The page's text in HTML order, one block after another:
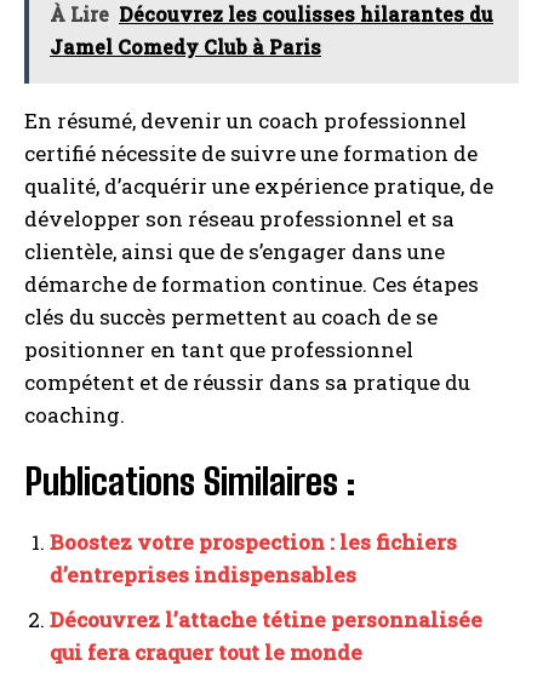
À Lire Découvrez les coulisses hilarantes du
Jamel Comedy Club à Paris
En résumé, devenir un coach professionnel
certifié nécessite de suivre une formation de
qualité, d’acquérir une expérience pratique, de
développer son réseau professionnel et sa
clientèle, ainsi que de s’engager dans une
démarche de formation continue. Ces étapes
clés du succès permettent au coach de se
positionner en tant que professionnel
compétent et de réussir dans sa pratique du
coaching.
Publications Similaires :
Boostez votre prospection : les fichiers
d’entreprises indispensables
Découvrez l’attache tétine personnalisée
qui fera craquer tout le monde